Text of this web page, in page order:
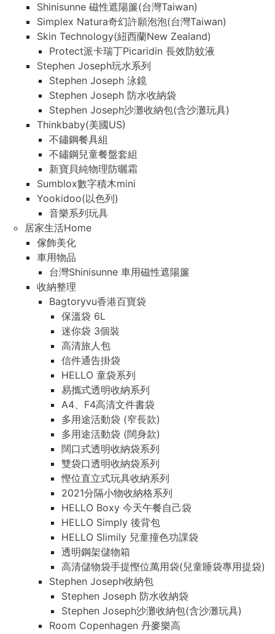
Shinisunne 磁性遮陽簾(台灣Taiwan)
Simplex Natura奇幻許願泡泡(台灣Taiwan)
Skin Technology(紐西蘭New Zealand)
Protect派卡瑞丁Picaridin 長效防蚊液
Stephen Joseph玩水系列
Stephen Joseph 泳鏡
Stephen Joseph 防水收納袋
Stephen Joseph沙灘收納包(含沙灘玩具)
Thinkbaby(美國US)
不鏽鋼餐具組
不鏽鋼兒童餐盤套組
新寶貝純物理防曬霜
Sumblox數字積木mini
Yookidoo(以色列)
音樂系列玩具
居家生活Home
傢飾美化
車用物品
台灣Shinisunne 車用磁性遮陽簾
收納整理
Bagtoryvu香港百寶袋
保溫袋 6L
迷你袋 3個裝
高清旅人包
信件通告掛袋
HELLO 童袋系列
易攜式透明收納系列
A4、F4高清文件書袋
多用途活動袋 (窄長款)
多用途活動袋 (闊身款)
闊口式透明收納袋系列
雙袋口透明收納袋系列
慳位直立式玩具收納系列
2021分隔小物收納格系列
HELLO Boxy 今天午餐自己袋
HELLO Simply 後背包
HELLO Slimily 兒童撞色功課袋
透明鋼架儲物箱
高清儲物袋手提慳位萬用袋(兒童睡袋專用提袋)
Stephen Joseph收納包
Stephen Joseph 防水收納袋
Stephen Joseph沙灘收納包(含沙灘玩具)
Room Copenhagen 丹麥樂高